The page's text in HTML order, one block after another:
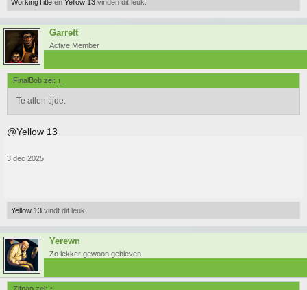
WorkingTitle en Yellow 13 vinden dit leuk.
Garrett
Active Member
FinalBob zei: ↑
Te allen tijde.
@Yellow 13
3 dec 2025
Yellow 13 vindt dit leuk.
Yerewn
Zo lekker gewoon gebleven